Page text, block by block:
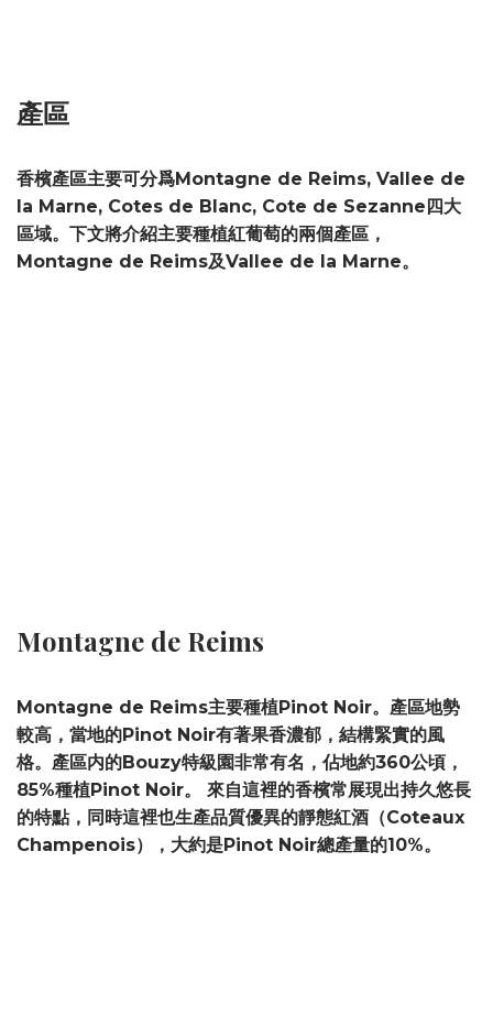
產區
香檳產區主要可分爲Montagne de Reims, Vallee de
la Marne, Cotes de Blanc, Cote de Sezanne四大
區域。下文將介紹主要種植紅葡萄的兩個產區，
Montagne de Reims及Vallee de la Marne。
Montagne de Reims
Montagne de Reims主要種植Pinot Noir。產區地勢
較高，當地的Pinot Noir有著果香濃郁，結構緊實的風
格。產區内的Bouzy特級園非常有名，佔地約360公頃，
85%種植Pinot Noir。 來自這裡的香檳常展現出持久悠長
的特點，同時這裡也生產品質優異的靜態紅酒（Coteaux
Champenois），大約是Pinot Noir總產量的10%。